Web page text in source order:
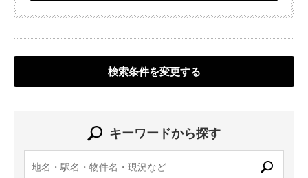
検索条件を変更する
キーワードから探す